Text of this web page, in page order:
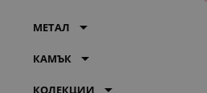
МЕТАЛ
КАМЪК
КОЛЕКЦИИ